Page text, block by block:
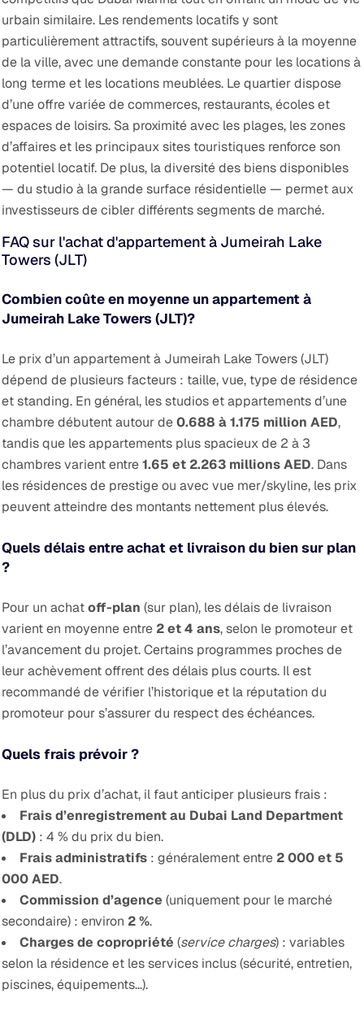
urbain similaire. Les rendements locatifs y sont
particulièrement attractifs, souvent supérieurs à la moyenne
de la ville, avec une demande constante pour les locations à
long terme et les locations meublées. Le quartier dispose
d’une offre variée de commerces, restaurants, écoles et
espaces de loisirs. Sa proximité avec les plages, les zones
d’affaires et les principaux sites touristiques renforce son
potentiel locatif. De plus, la diversité des biens disponibles
— du studio à la grande surface résidentielle — permet aux
investisseurs de cibler différents segments de marché.
FAQ sur l'achat d'appartement à Jumeirah Lake
Towers (JLT)
Combien coûte en moyenne un appartement à
Jumeirah Lake Towers (JLT)?
Le prix d’un appartement à Jumeirah Lake Towers (JLT)
dépend de plusieurs facteurs : taille, vue, type de résidence
et standing. En général, les studios et appartements d’une
chambre débutent autour de0.688 à 1.175 million AED,
tandis que les appartements plus spacieux de 2 à 3
chambres varient entre1.65 et 2.263 millions AED. Dans
les résidences de prestige ou avec vue mer/skyline, les prix
peuvent atteindre des montants nettement plus élevés.
Quels délais entre achat et livraison du bien sur plan
?
Pour un achatoff-plan (sur plan), les délais de livraison
varient en moyenne entre 2 et 4 ans, selon le promoteur et
l’avancement du projet. Certains programmes proches de
leur achèvement offrent des délais plus courts. Il est
recommandé de vérifier l’historique et la réputation du
promoteur pour s’assurer du respect des échéances.
Quels frais prévoir ?
En plus du prix d’achat, il faut anticiper plusieurs frais :
Frais d’enregistrement au Dubai Land Department
(DLD) : 4 % du prix du bien.
Frais administratifs : généralement entre 2 000 et 5
000 AED.
Commission d’agence (uniquement pour le marché
secondaire) : environ 2 %.
Charges de copropriété (service charges) : variables
selon la résidence et les services inclus (sécurité, entretien,
piscines, équipements…).